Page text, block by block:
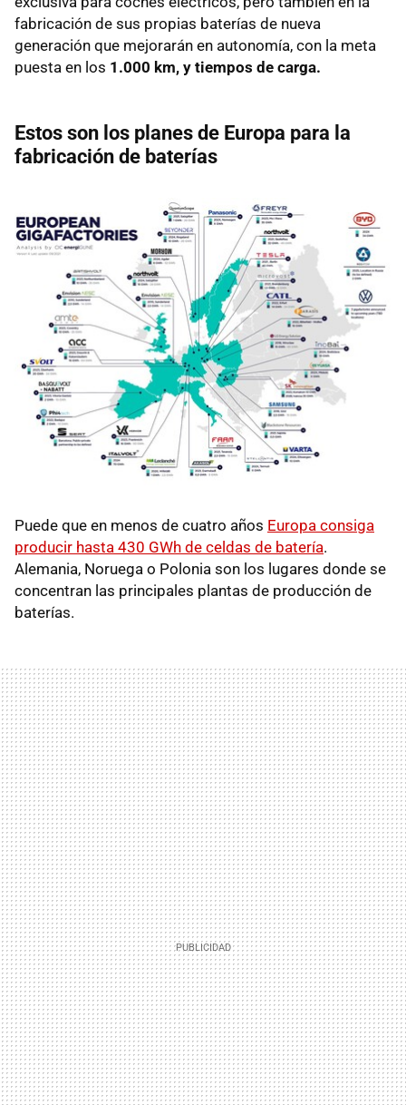
fabricación de sus propias baterías de nueva
generación que mejorarán en autonomía, con la meta
puesta en los 1.000 km, y tiempos de carga.
Estos son los planes de Europa para la
fabricación de baterías
Puede que en menos de cuatro años Europa consiga
producir hasta 430 GWh de celdas de batería.
Alemania, Noruega o Polonia son los lugares donde se
concentran las principales plantas de producción de
baterías.